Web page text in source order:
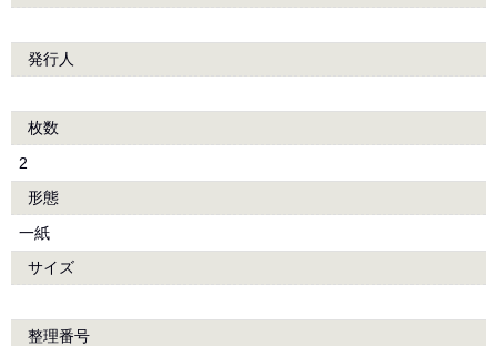
発行人
枚数
2
形態
一紙
サイズ
整理番号